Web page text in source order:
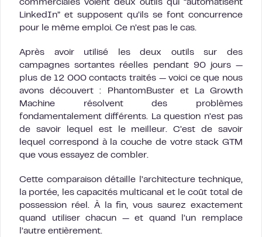
commerciales voient deux outils qui “automatisent
LinkedIn” et supposent qu’ils se font concurrence
pour le même emploi. Ce n’est pas le cas.
Après avoir utilisé les deux outils sur des
campagnes sortantes réelles pendant 90 jours —
plus de 12 000 contacts traités — voici ce que nous
avons découvert : PhantomBuster et La Growth
Machine résolvent des problèmes
fondamentalement différents. La question n’est pas
de savoir lequel est le meilleur. C’est de savoir
lequel correspond à la couche de votre stack GTM
que vous essayez de combler.
Cette comparaison détaille l’architecture technique,
la portée, les capacités multicanal et le coût total de
possession réel. À la fin, vous saurez exactement
quand utiliser chacun — et quand l’un remplace
l’autre entièrement.